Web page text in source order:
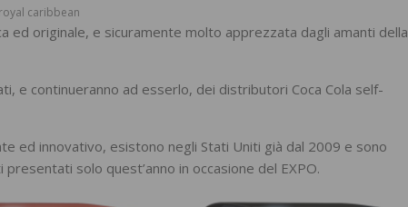
royal caribbean
ed originale, e sicuramente molto apprezzata dagli amanti della
e continueranno ad esserlo, dei distributori Coca Cola self-
ed innovativo, esistono negli Stati Uniti già dal 2009 e sono
solo quest’anno in occasione del EXPO.